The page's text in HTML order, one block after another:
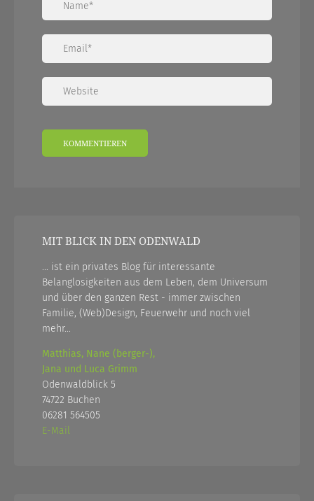
MIT BLICK IN DEN ODENWALD
... ist ein privates Blog für interessante
Belanglosigkeiten aus dem Leben, dem Universum
und über den ganzen Rest - immer zwischen
Familie, (Web)Design, Feuerwehr und noch viel
mehr...
Matthias, Nane (berger-),
Jana und Luca Grimm
Odenwaldblick 5
74722 Buchen
06281 564505
E-Mail